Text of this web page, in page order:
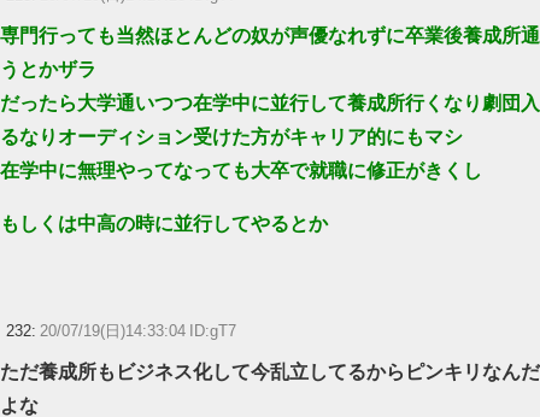
専門行っても当然ほとんどの奴が声優なれずに卒業後養成所通
うとかザラ
だったら大学通いつつ在学中に並行して養成所行くなり劇団入
るなりオーディション受けた方がキャリア的にもマシ
在学中に無理やってなっても大卒で就職に修正がきくし
もしくは中高の時に並行してやるとか
232: 20/07/19(日)14:33:04 ID:gT7
ただ養成所もビジネス化して今乱立してるからピンキリなんだ
よな